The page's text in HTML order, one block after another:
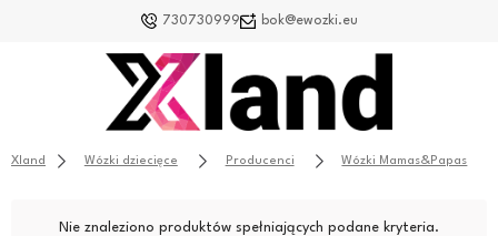
730730999 bok@ewozki.eu
Xland Wózki dziecięce Producenci Wózki Mamas&Papas
Nie znaleziono produktów spełniających podane kryteria.